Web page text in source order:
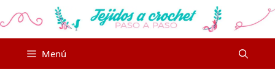
al
Menú